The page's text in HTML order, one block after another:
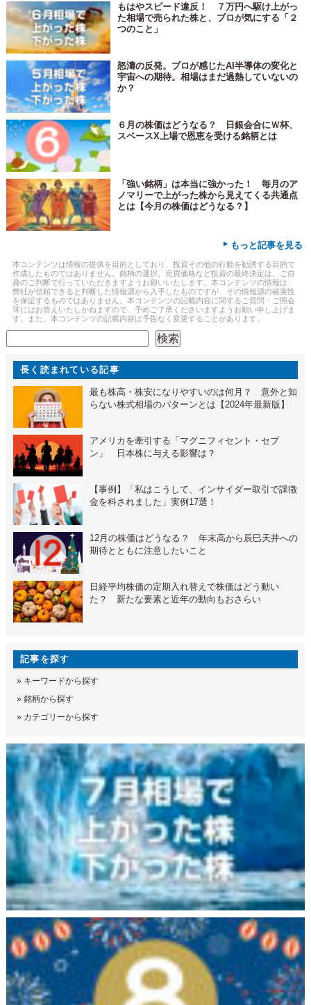
もはやスピード違反！ ７万円へ駆け上がっ
た相場で売られた株と、プロが気にする「２
つのこと」
怒濤の反発。プロが感じたAI半導体の変化と
宇宙への期待。相場はまだ過熱していないの
か？
６月の株価はどうなる？ 日銀会合にＷ杯、
スペースX上場で恩恵を受ける銘柄とは
「強い銘柄」は本当に強かった！ 毎月のア
ノマリーで上がった株から見えてくる共通点
とは【今月の株価はどうなる？】
▸ もっと記事を見る
本コンテンツは情報の提供を目的としており、投資その他の行動を勧誘する目的で
作成したものではありません。銘柄の選択、売買価格など投資の最終決定は、ご自
身のご判断で行っていただきますようお願いいたします。本コンテンツの情報は、
弊社が信頼できると判断した情報源から入手したものですが、その情報源の確実性
を保証するものではありません。本コンテンツの記載内容に関するご質問・ご照会
等にはお答えいたしかねますので、予めご了承くださいますようお願い申し上げま
す。また、本コンテンツの記載内容は予告なく変更することがあります。
検索
長く読まれている記事
最も株高・株安になりやすいのは何月？ 意外と知
らない株式相場のパターンとは【2024年最新版】
アメリカを牽引する「マグニフィセント・セブ
ン」 日本株に与える影響は？
【事例】「私はこうして、インサイダー取引で課徴
金を科されました」実例17選！
12月の株価はどうなる？ 年末高から辰巳天井への
期待とともに注意したいこと
日経平均株価の定期入れ替えで株価はどう動い
た？ 新たな要素と近年の動向もおさらい
記事を探す
» キーワードから探す
» 銘柄から探す
» カテゴリーから探す